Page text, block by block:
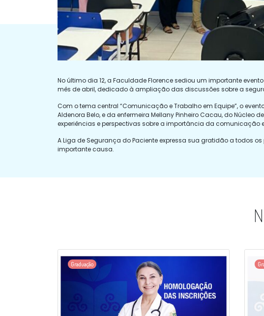
No último dia 12, a Faculdade Florence sediou um importante
mês de abril, dedicado à ampliação das discussões sobre a
Com o tema central “Comunicação e Trabalho em Equipe”, o
Aldenora Belo, e da enfermeira Mellany Pinheiro Cacau, do
experiências e perspectivas sobre a importância da
A Liga de Segurança do Paciente expressa sua gratidão a todos
importante causa.
Graduação